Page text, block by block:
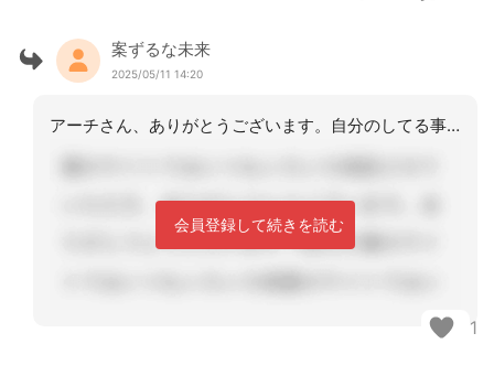
案ずるな未来
2025/05/11 14:20
アーチさん、ありがとうございます。自分のしてる事に間違いはないと勇気をもらえまし
会員登録して続きを読む
1